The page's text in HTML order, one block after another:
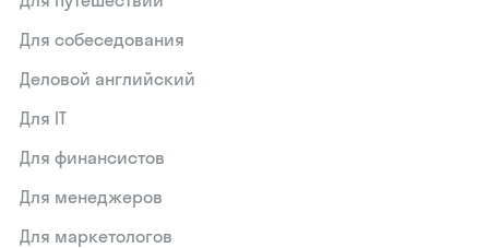
Для собеседования
Деловой английский
Для IT
Для финансистов
Для менеджеров
Для маркетологов